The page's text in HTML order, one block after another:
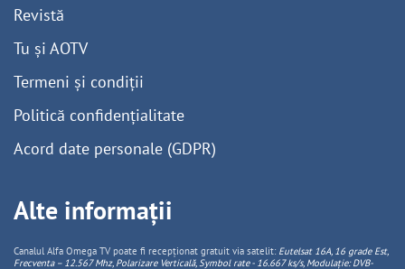
Revistă
Tu și AOTV
Termeni și condiții
Politică confidențialitate
Acord date personale (GDPR)
Alte informații
Canalul Alfa Omega TV poate fi recepționat gratuit via satelit: Eutelsat 16A, 16 grade Est,
Frecventa – 12.567 Mhz, PolarizareVerticală, Symbol rate - 16.667 ks/s, Modulație: DVB-